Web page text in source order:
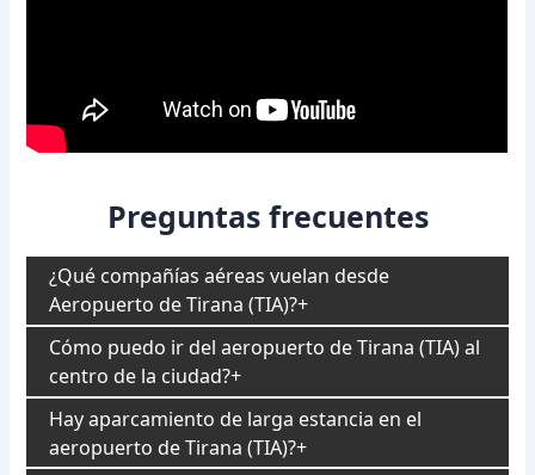
Preguntas frecuentes
¿Qué compañías aéreas vuelan desde
Aeropuerto de Tirana (TIA)?
Cómo puedo ir del aeropuerto de Tirana (TIA) al
centro de la ciudad?
Hay aparcamiento de larga estancia en el
aeropuerto de Tirana (TIA)?